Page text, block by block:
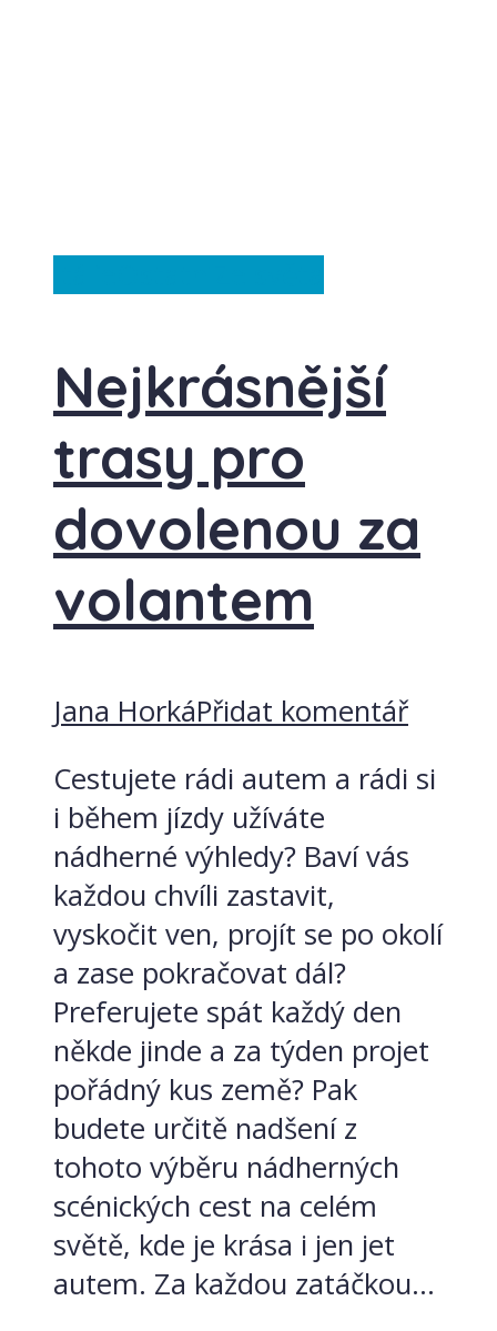
Nejkrásnější
trasy pro
dovolenou za
volantem
Jana HorkáPřidat komentář
Cestujete rádi autem a rádi si
i během jízdy užíváte
nádherné výhledy? Baví vás
každou chvíli zastavit,
vyskočit ven, projít se po okolí
a zase pokračovat dál?
Preferujete spát každý den
někde jinde a za týden projet
pořádný kus země? Pak
budete určitě nadšení z
tohoto výběru nádherných
scénických cest na celém
světě, kde je krása i jen jet
autem. Za každou zatáčkou...